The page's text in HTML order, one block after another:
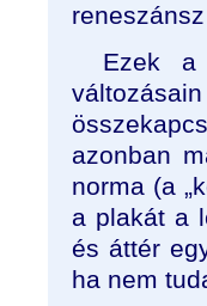
Ezek a
azonban
norma (a
a plakát a
és áttér
ha nem